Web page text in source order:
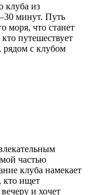
клуба из
минут. Путь
моря, что станет
путешествует
рядом с клубом
частью
клуба намекает
кто ищет
и хочет